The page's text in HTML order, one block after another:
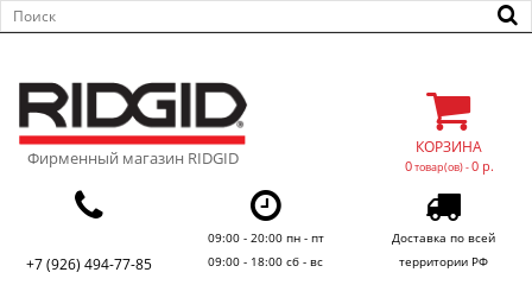
Фирменный магазин RIDGID
+7 (926) 494-77-85
09:00 - 20:00 пн - пт
09:00 - 18:00 сб - вс
Доставка по всей
территории РФ
КОРЗИНА
0товар(ов) -0 р.